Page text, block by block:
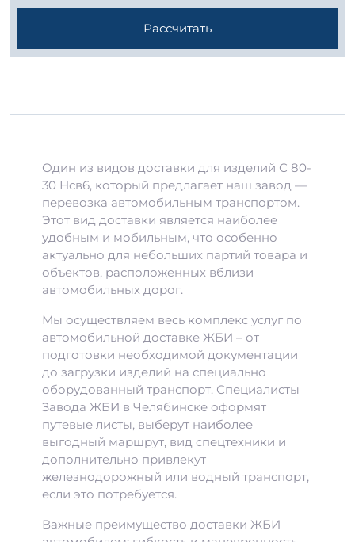
Рассчитать
Один из видов доставки для изделий С 80-
30 Нсв6, который предлагает наш завод —
перевозка автомобильным транспортом.
Этот вид доставки является наиболее
удобным и мобильным, что особенно
актуально для небольших партий товара и
объектов, расположенных вблизи
автомобильных дорог.
Мы осуществляем весь комплекс услуг по
автомобильной доставке ЖБИ – от
подготовки необходимой документации
до загрузки изделий на специально
оборудованный транспорт. Специалисты
Завода ЖБИ в Челябинске оформят
путевые листы, выберут наиболее
выгодный маршрут, вид спецтехники и
дополнительно привлекут
железнодорожный или водный транспорт,
если это потребуется.
Важные преимущество доставки ЖБИ